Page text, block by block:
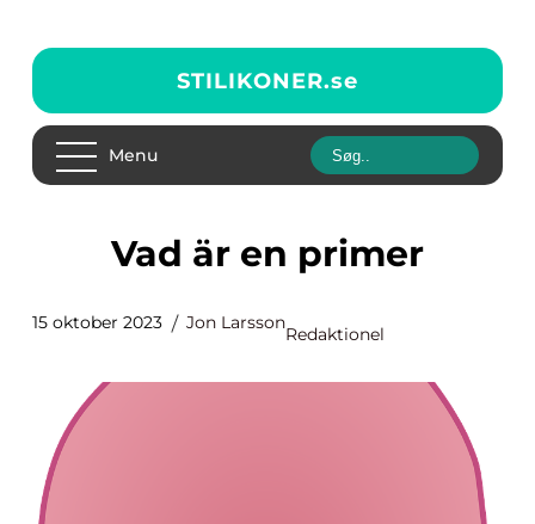
STILIKONER.se
Menu
Vad är en primer
15 oktober 2023 Jon Larsson
Redaktionel